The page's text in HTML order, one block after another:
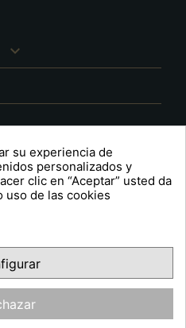

FacebookYouTubePinterest
su experiencia de
personalizados y
clic en “Aceptar” usted da
uso de las cookies